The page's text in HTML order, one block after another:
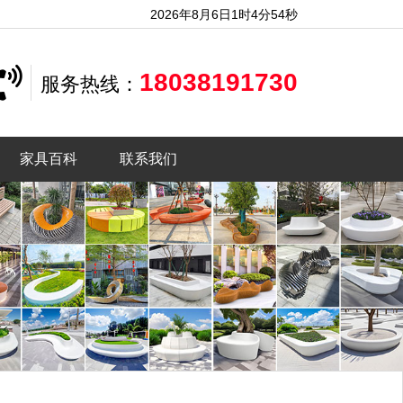
2026年8月6日1时4分56秒
服务热线： 18038191730
家具百科 联系我们